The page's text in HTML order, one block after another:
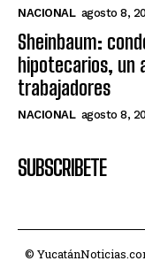
NACIONAL agosto 8,
Sheinbaum:
hipotecarios, un
trabajadores
NACIONAL agosto 8,
SUBSCRIBETE
©